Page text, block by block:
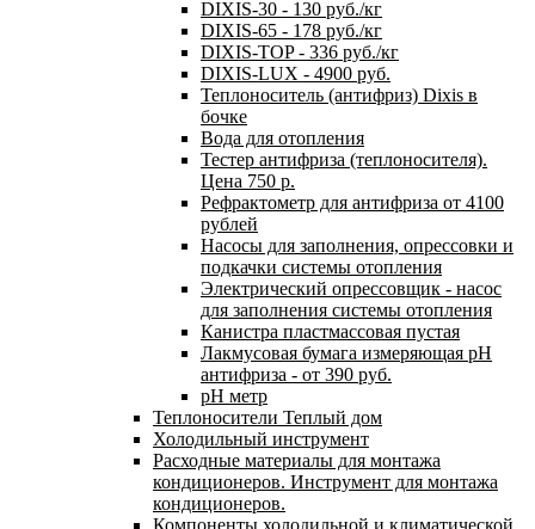
DIXIS-30 - 130 руб./кг
DIXIS-65 - 178 руб./кг
DIXIS-ТОP - 336 руб./кг
DIXIS-LUX - 4900 руб.
Теплоноситель (антифриз) Dixis в
бочке
Вода для отопления
Тестер антифриза (теплоносителя).
Цена 750 р.
Рефрактометр для антифриза от 4100
рублей
Насосы для заполнения, опрессовки и
подкачки системы отопления
Электрический опрессовщик - насос
для заполнения системы отопления
Канистра пластмассовая пустая
Лакмусовая бумага измеряющая pH
антифриза - от 390 руб.
pH метр
Теплоносители Теплый дом
Холодильный инструмент
Расходные материалы для монтажа
кондиционеров. Инструмент для монтажа
кондиционеров.
Компоненты холодильной и климатической